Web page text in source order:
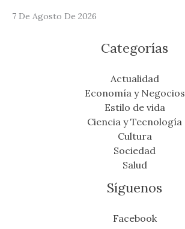
7 De Agosto De 2026
Categorías
Actualidad
Economía y Negocios
Estilo de vida
Ciencia y Tecnología
Cultura
Sociedad
Salud
Síguenos
Facebook